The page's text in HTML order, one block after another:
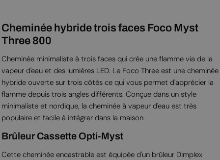
Cheminée hybride trois faces Foco Myst
Three 800
Cheminée minimaliste à trois faces qui crée une flamme via de la
vapeur d'eau et des lumières LED. Le Foco Three est une cheminée
hybride ouverte sur trois côtés ce qui vous permet d'apprécier la
flamme depuis trois angles différents. Conçue dans un style
minimaliste et nordique, la cheminée à vapeur d'eau est très
populaire et facile à intégrer dans la maison.
Brûleur Cassette Opti-Myst
Cette cheminée encastrable est équipée d'un brûleur Dimplex